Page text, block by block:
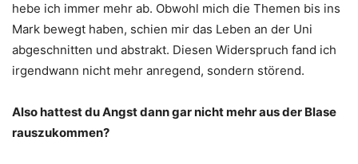
hebe ich immer mehr ab. Obwohl mich die Themen bis ins
Mark bewegt haben, schien mir das Leben an der Uni
abgeschnitten und abstrakt. Diesen Widerspruch fand ich
irgendwann nicht mehr anregend, sondern störend.
Also hattest du Angst dann gar nicht mehr aus der Blase
rauszukommen?